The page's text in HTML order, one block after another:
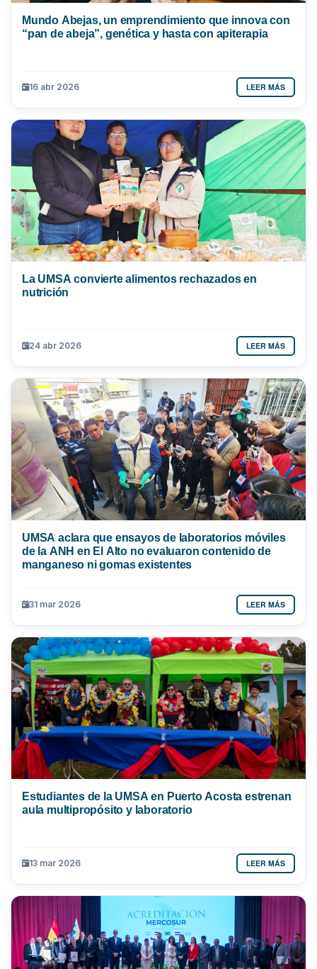
Mundo Abejas, un emprendimiento que innova con
“pan de abeja”, genética y hasta con apiterapia
16 abr 2026 LEER MÁS
La UMSA convierte alimentos rechazados en
nutrición
24 abr 2026 LEER MÁS
UMSA aclara que ensayos de laboratorios móviles
de la ANH en El Alto no evaluaron contenido de
manganeso ni gomas existentes
31 mar 2026 LEER MÁS
Estudiantes de la UMSA en Puerto Acosta estrenan
aula multipropósito y laboratorio
13 mar 2026 LEER MÁS